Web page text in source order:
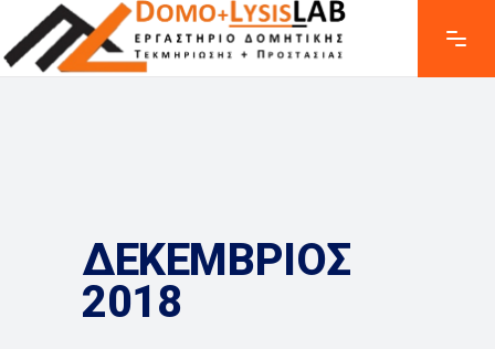
ΔΕΚΕΜΒΡΙΟΣ
2018